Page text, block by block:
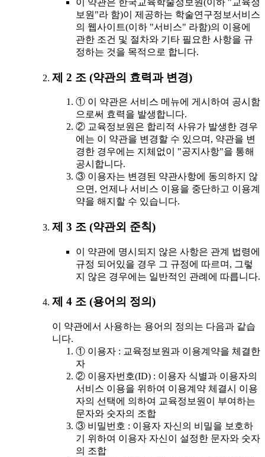
보원"라 함)이 제공하는 학술연구정보서비스
의 웹사이트(이하 "서비스" 라함)의 이용에
관한 조건 및 절차와 기타 필요한 사항을 규
정하는 것을 목적으로 합니다.
제 2 조 (약관의 효력과 변경)
① 이 약관은 서비스 메뉴에 게시하여 공시함
으로써 효력을 발생합니다.
② 교육정보원은 합리적 사유가 발생한 경우
에는 이 약관을 변경할 수 있으며, 약관을 변
경한 경우에는 지체없이 "공지사항"을 통해
공시합니다.
③ 이용자는 변경된 약관사항에 동의하지 않
으면, 언제나 서비스 이용을 중단하고 이용계
약을 해지할 수 있습니다.
제 3 조 (약관외 준칙)
이 약관에 명시되지 않은 사항은 관계 법령에
규정 되어있을 경우 그 규정에 따르며, 그렇
지 않은 경우에는 일반적인 관례에 따릅니다.
제 4 조 (용어의 정의)
이 약관에서 사용하는 용어의 정의는 다음과 같습
니다.
① 이용자 : 교육정보원과 이용계약을 체결한
자
② 이용자번호(ID) : 이용자 식별과 이용자의
서비스 이용을 위하여 이용계약 체결시 이용
자의 선택에 의하여 교육정보원이 부여하는
문자와 숫자의 조합
③ 비밀번호 : 이용자 자신의 비밀을 보호하
기 위하여 이용자 자신이 설정한 문자와 숫자
의 조합